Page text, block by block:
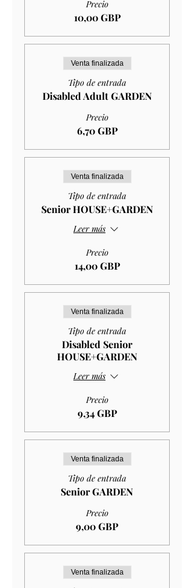
Precio
10,00 GBP
Venta finalizada
Tipo de entrada
Disabled Adult GARDEN
Precio
6,70 GBP
Venta finalizada
Tipo de entrada
Senior HOUSE+GARDEN
Leer más
Precio
14,00 GBP
Venta finalizada
Tipo de entrada
Disabled Senior
HOUSE+GARDEN
Leer más
Precio
9,34 GBP
Venta finalizada
Tipo de entrada
Senior GARDEN
Precio
9,00 GBP
Venta finalizada